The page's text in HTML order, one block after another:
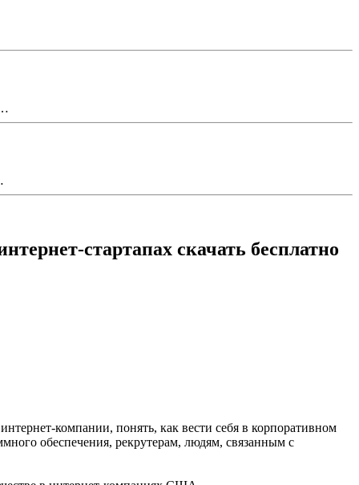
стартапах скачать бесплатно
компании, понять, как вести себя в корпоративном
обеспечения, рекрутерам, людям, связанным с